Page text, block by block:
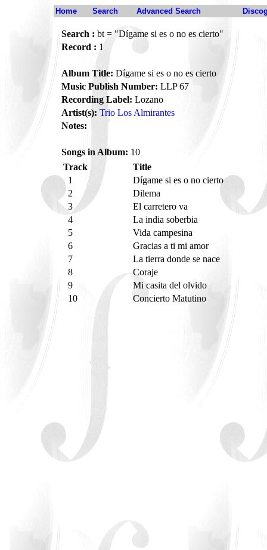
Home Search Advanced Search
Search : bt = "Dígame si es o no es cierto"
Record : 1
Album Title: Dígame si es o no es cierto
Music Publish Number: LLP 67
Recording Label: Lozano
Artist(s): Trio Los Almirantes
Notes:
Songs in Album: 10
Track
Title
1
Dígame si es o no cierto
2
Dilema
3
El carretero va
4
La india soberbia
5
Vida campesina
6
Gracias a ti mi amor
7
La tierra donde se nace
8
Coraje
9
Mi casita del olvido
10
Concierto Matutino